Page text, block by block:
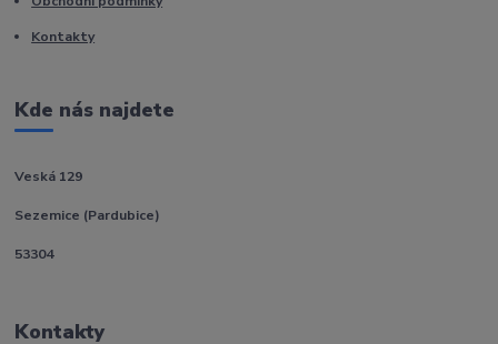
Kontakty
Kde nás najdete
Veská 129
Sezemice (Pardubice)
53304
Kontakty